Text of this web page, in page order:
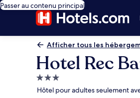
Passer au contenu principal
Afficher tous les
Hotel Rec
Hébergement
3.0 étoiles
Hôtel pour adultes seulement